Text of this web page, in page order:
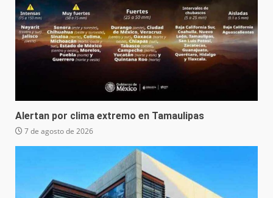
Alertan por clima extremo en Tamaulipas
7 de agosto de 2026